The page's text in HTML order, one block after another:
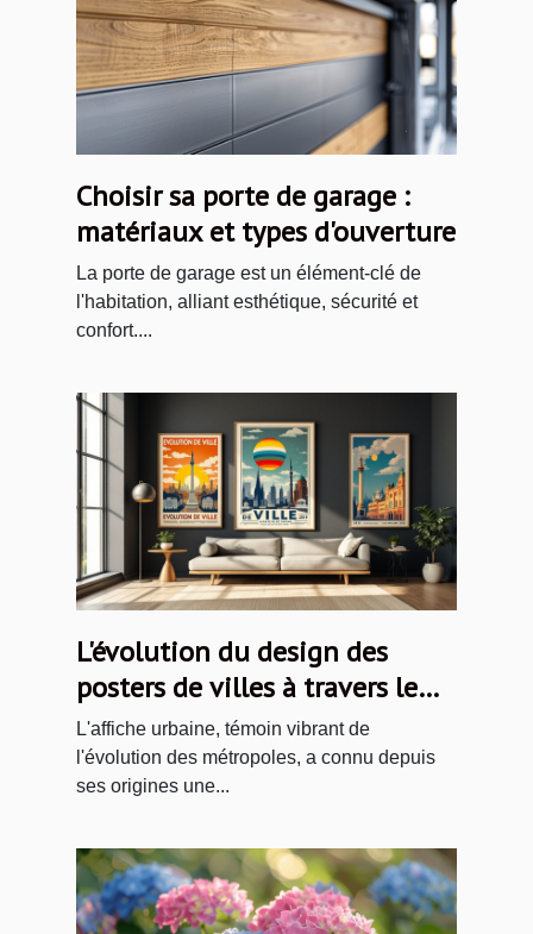
Choisir sa porte de garage :
matériaux et types d'ouverture
La porte de garage est un élément-clé de
l'habitation, alliant esthétique, sécurité et
confort....
L'évolution du design des
posters de villes à travers le
temps
L'affiche urbaine, témoin vibrant de
l'évolution des métropoles, a connu depuis
ses origines une...